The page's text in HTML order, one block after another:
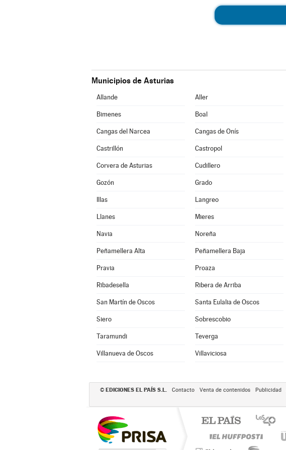
Municipios de Asturias
Allande Aller
Bimenes Boal
Cangas del Narcea Cangas de Onís
Castrillón Castropol
Corvera de Asturias Cudillero
Gozón Grado
Illas Langreo
Llanes Mieres
Navia Noreña
Peñamellera Alta Peñamellera Baja
Pravia Proaza
Ribadesella Ribera de Arriba
San Martín de Oscos Santa Eulalia de Oscos
Siero Sobrescobio
Taramundi Teverga
Villanueva de Oscos Villaviciosa
© EDICIONES EL PAÍS S.L. Contacto Venta de contenidos Publicidad